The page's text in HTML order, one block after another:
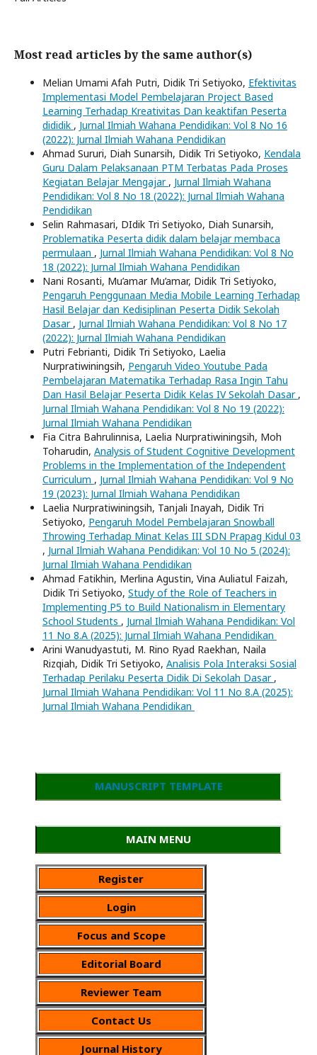
Most read articles by the same author(s)
Melian Umami Afah Putri, Didik Tri Setiyoko, Efektivitas
Implementasi Model Pembelajaran Project Based
Learning Terhadap Kreativitas Dan keaktifan Peserta
dididik , Jurnal Ilmiah Wahana Pendidikan: Vol 8 No 16
(2022): Jurnal Ilmiah Wahana Pendidikan
Ahmad Sururi, Diah Sunarsih, Didik Tri Setiyoko, Kendala
Guru Dalam Pelaksanaan PTM Terbatas Pada Proses
Kegiatan Belajar Mengajar , Jurnal Ilmiah Wahana
Pendidikan: Vol 8 No 18 (2022): Jurnal Ilmiah Wahana
Pendidikan
Selin Rahmasari, DIdik Tri Setiyoko, Diah Sunarsih,
Problematika Peserta didik dalam belajar membaca
permulaan , Jurnal Ilmiah Wahana Pendidikan: Vol 8 No
18 (2022): Jurnal Ilmiah Wahana Pendidikan
Nani Rosanti, Mu’amar Mu’amar, Didik Tri Setiyoko,
Pengaruh Penggunaan Media Mobile Learning Terhadap
Hasil Belajar dan Kedisiplinan Peserta Didik Sekolah
Dasar , Jurnal Ilmiah Wahana Pendidikan: Vol 8 No 17
(2022): Jurnal Ilmiah Wahana Pendidikan
Putri Febrianti, Didik Tri Setiyoko, Laelia
Nurpratiwiningsih, Pengaruh Video Youtube Pada
Pembelajaran Matematika Terhadap Rasa Ingin Tahu
Dan Hasil Belajar Peserta Didik Kelas IV Sekolah Dasar ,
Jurnal Ilmiah Wahana Pendidikan: Vol 8 No 19 (2022):
Jurnal Ilmiah Wahana Pendidikan
Fia Citra Bahrulinnisa, Laelia Nurpratiwiningsih, Moh
Toharudin, Analysis of Student Cognitive Development
Problems in the Implementation of the Independent
Curriculum , Jurnal Ilmiah Wahana Pendidikan: Vol 9 No
19 (2023): Jurnal Ilmiah Wahana Pendidikan
Laelia Nurpratiwiningsih, Tanjali Inayah, Didik Tri
Setiyoko, Pengaruh Model Pembelajaran Snowball
Throwing Terhadap Minat Kelas III SDN Prapag Kidul 03
, Jurnal Ilmiah Wahana Pendidikan: Vol 10 No 5 (2024):
Jurnal Ilmiah Wahana Pendidikan
Ahmad Fatikhin, Merlina Agustin, Vina Auliatul Faizah,
Didik Tri Setiyoko, Study of the Role of Teachers in
Implementing P5 to Build Nationalism in Elementary
School Students , Jurnal Ilmiah Wahana Pendidikan: Vol
11 No 8.A (2025): Jurnal Ilmiah Wahana Pendidikan
Arini Wanudyastuti, M. Rino Ryad Raekhan, Naila
Rizqiah, Didik Tri Setiyoko, Analisis Pola Interaksi Sosial
Terhadap Perilaku Peserta Didik Di Sekolah Dasar ,
Jurnal Ilmiah Wahana Pendidikan: Vol 11 No 8.A (2025):
Jurnal Ilmiah Wahana Pendidikan
MANUSCRIPT TEMPLATE
MAIN MENU
Register
Login
Focus and Scope
Editorial Board
Reviewer Team
Contact Us
Journal History